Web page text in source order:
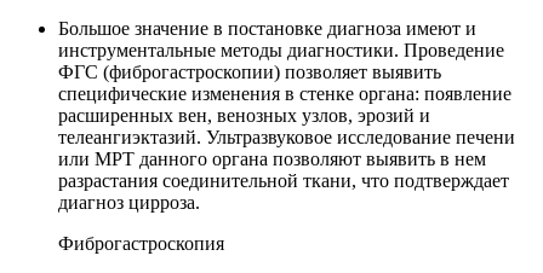
Большое значение в постановке диагноза имеют и
инструментальные методы диагностики. Проведение
ФГС (фиброгастроскопии) позволяет выявить
специфические изменения в стенке органа: появление
расширенных вен, венозных узлов, эрозий и
телеангиэктазий. Ультразвуковое исследование печени
или МРТ данного органа позволяют выявить в нем
разрастания соединительной ткани, что подтверждает
диагноз цирроза.
Фиброгастроскопия